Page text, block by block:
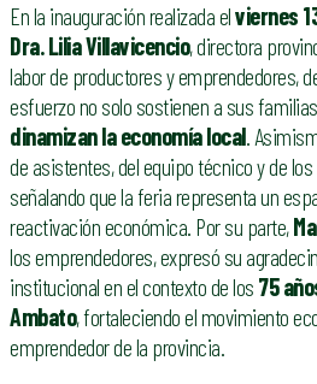
En la inauguración realizada elviernes
Dra. Lilia Villavicencio, directora
labor de productores y emprendedores,
esfuerzo no solo sostienen a sus
dinamizan la economía local.
de asistentes, del equipo técnico y de
señalando que la feria representa un
reactivación económica. Por su parte,
los emprendedores, expresó su
institucional en el contexto de los 75
Ambato, fortaleciendo el movimiento
emprendedor de la provincia.